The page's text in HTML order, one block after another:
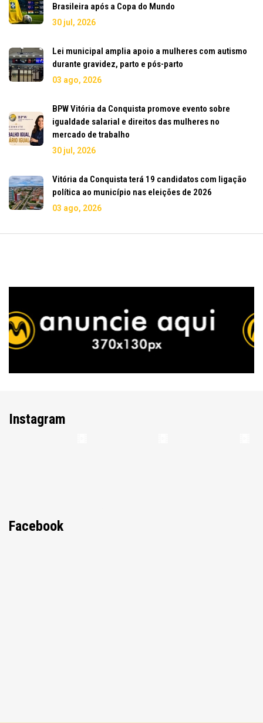
Brasileira após a Copa do Mundo
30 jul, 2026
Lei municipal amplia apoio a mulheres com autismo
durante gravidez, parto e pós-parto
03 ago, 2026
BPW Vitória da Conquista promove evento sobre
igualdade salarial e direitos das mulheres no
mercado de trabalho
30 jul, 2026
Vitória da Conquista terá 19 candidatos com ligação
política ao município nas eleições de 2026
03 ago, 2026
Instagram
Facebook